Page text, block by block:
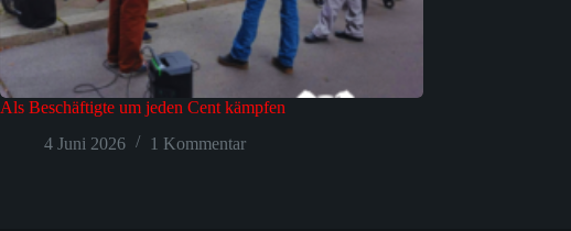
Als Beschäftigte um jeden Cent kämpfen
4 Juni 2026
1 Kommentar